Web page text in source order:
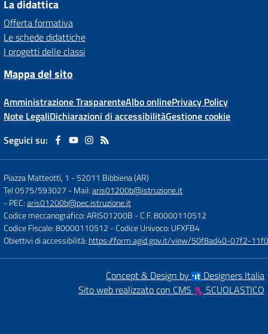
La didattica
Offerta formativa
Le schede didattiche
I progetti delle classi
Mappa del sito
Amministrazione TrasparenteAlbo onlinePrivacy Policy
Note LegaliDichiarazioni di accessibilitàGestione cookie
Seguici su:
Piazza Matteotti, 1 -52011 Bibbiena (AR)
Tel 0575/593027 - Mail:aris01200b@istruzione.it
- PEC:aris01200b@pec.istruzione.it
Codice meccanografico: ARIS01200B - C.F. 80000110512
Codice Fiscale: 80000110512 - Codice Univoco: UFXFB4
Obiettivi di accessibilità: https://form.agid.gov.it/view/50f8ad40-07f2-
Concept & Design by
Designers Italia
Sito web realizzato con CMS
SCUOLASTICO